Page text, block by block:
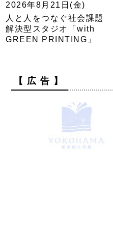
2026年8月21日(金)
人と人をつなぐ社会課題
解決型スタジオ「with
GREEN PRINTING」
【 広 告 】